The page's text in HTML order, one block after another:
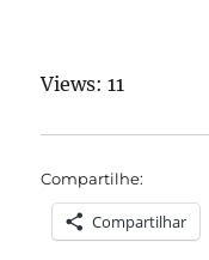
Views: 11
Compartilhe:
Compartilhar